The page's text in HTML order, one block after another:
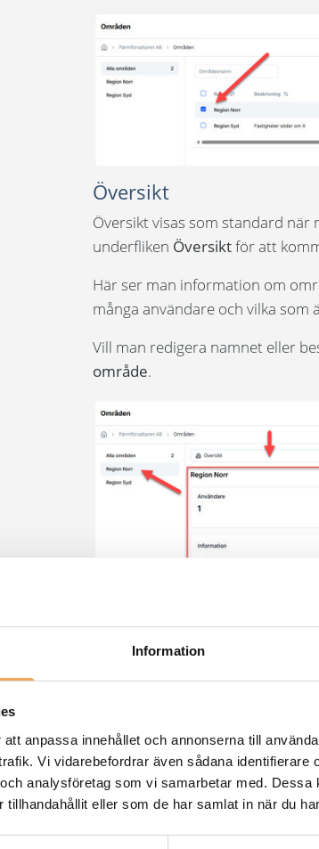
Information
anpassa innehållet och annonserna till
Vi vidarebefordrar även sådana identifierare
analysföretag som vi samarbetar med.
tillhandahållit eller som de har samlat in när du
Översikt
Översikt visas som standard när
underfliken Översiktför att
Här ser man information om
många användare och vilka
Vill man redigera namnet eller
område.
Klicka på
+ Lägg till användare
går att klicka på så saknar er
fallsupport@ibinder.se).